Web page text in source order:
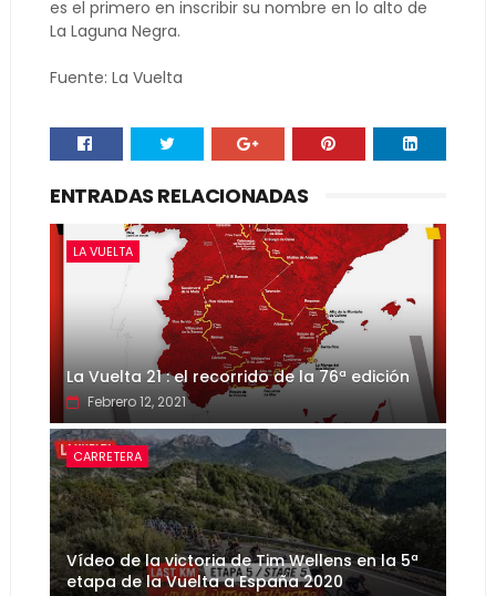
es el primero en inscribir su nombre en lo alto de
La Laguna Negra.
Fuente: La Vuelta
ENTRADAS RELACIONADAS
LA VUELTA
La Vuelta 21 : el recorrido de la 76ª edición
Febrero 12, 2021
CARRETERA
Vídeo de la victoria de Tim Wellens en la 5ª
etapa de la Vuelta a España 2020